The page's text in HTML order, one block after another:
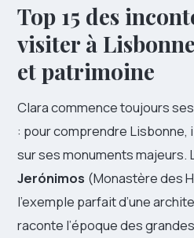
Top 15 des
visiter à
et patrimoine
Clara commence toujours
: pour comprendre Lisbonne,
sur ses monuments majeurs.
Jerónimos (Monastère des
l’exemple parfait d’une
raconte l’époque des